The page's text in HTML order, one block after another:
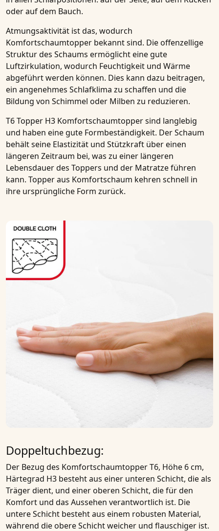
oder auf dem Bauch.
Atmungsaktivität ist das, wodurch
Komfortschaumtopper bekannt sind. Die offenzellige
Struktur des Schaums ermöglicht eine gute
Luftzirkulation, wodurch Feuchtigkeit und Wärme
abgeführt werden können. Dies kann dazu beitragen,
ein angenehmes Schlafklima zu schaffen und die
Bildung von Schimmel oder Milben zu reduzieren.
T6 Topper H3 Komfortschaumtoppersind langlebig
und haben eine gute Formbeständigkeit. Der Schaum
behält seine Elastizität und Stützkraft über einen
längeren Zeitraum bei, was zu einer längeren
Lebensdauer des Toppers und der Matratze führen
kann. Topper aus Komfortschaum kehren schnell in
ihre ursprüngliche Form zurück.
Doppeltuchbezug:
Der Bezug des Komfortschaumtopper T6, Höhe 6 cm,
Härtegrad H3 besteht aus einer unteren Schicht, die als
Träger dient, und einer oberen Schicht, die für den
Komfort und das Aussehen verantwortlich ist. Die
untere Schicht besteht aus einem robusten Material,
während die obere Schicht weicher und flauschiger ist.